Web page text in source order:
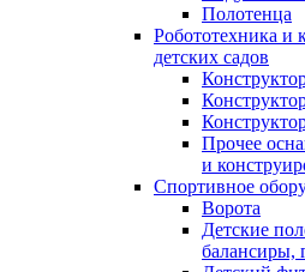
Полотенца
Робототехника и
детских садов
Прочее
и
Спортивное
Ворота
Детские
балансиры,